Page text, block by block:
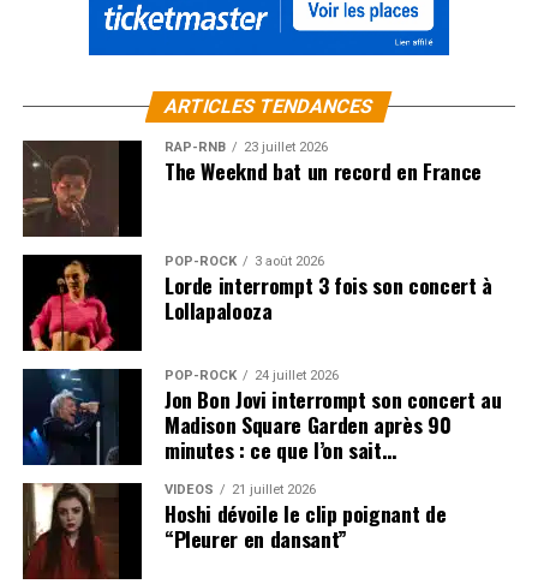
ARTICLES TENDANCES
RAP-RNB 23 juillet 2026
The Weeknd bat un record en France
POP-ROCK 3 août 2026
Lorde interrompt 3 fois son concert à
Lollapalooza
POP-ROCK 24 juillet 2026
Jon Bon Jovi interrompt son concert au
Madison Square Garden après 90
minutes : ce que l’on sait…
VIDEOS 21 juillet 2026
Hoshi dévoile le clip poignant de
“Pleurer en dansant”